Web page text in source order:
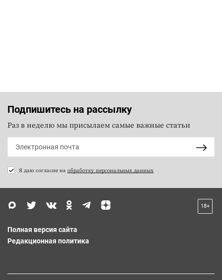
Подпишитесь на рассылку
Раз в неделю мы присылаем самые важные статьи
Я даю согласие на обработку персональных данных
18+
Полная версия сайта
Редакционная политика